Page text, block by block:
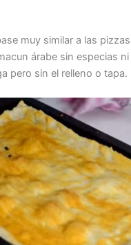
muy similar a las
árabe sin especias
pero sin el relleno o tapa.